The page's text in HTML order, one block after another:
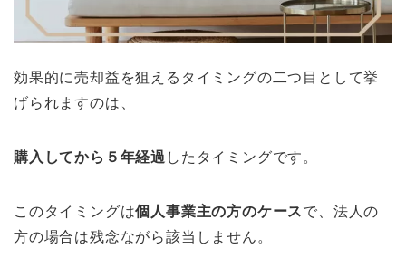
効果的に売却益を狙えるタイミングの二つ目として挙
げられますのは、
購入してから５年経過 したタイミングです。
このタイミングは個人事業主の方のケースで、法人の
方の場合は残念ながら該当しません。